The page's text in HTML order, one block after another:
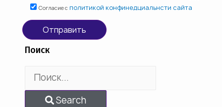
Согласие с политикой конфинедциальнсти сайта
Отправить
Поиск
Search